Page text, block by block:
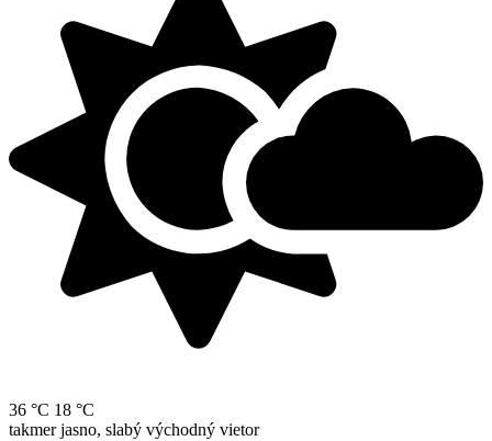
36 °C 18 °C
takmer jasno, slabý východný vietor